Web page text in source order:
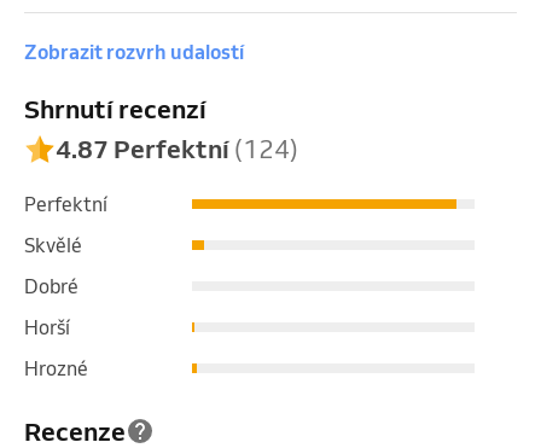
Zobrazit rozvrh udalostí
Recenze
Shrnutí recenzí
4.87 Perfektní(124)
Perfektní
Skvělé
Dobré
Horší
Hrozné